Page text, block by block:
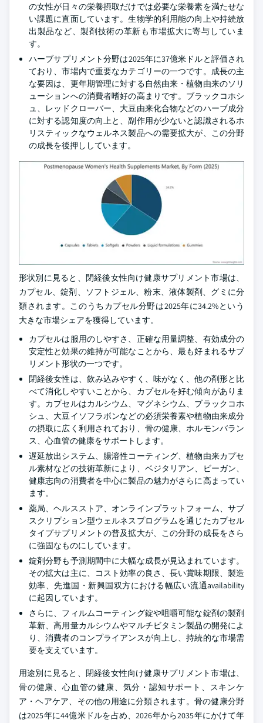
の女性が日々の栄養摂取だけでは必要な栄養素を満たせな
い課題に直面しています。生物学的利用能の向上や持続放
出製品など、製剤技術の革新も市場拡大に寄与していま
す。
ハーブサプリメント分野は2025年に37億米ドルと評価され
ており、市場内で重要なカテゴリーの一つです。成長の主
な要因は、更年期管理に対する自然由来・植物由来のソリ
ューションへの消費者嗜好の高まりです。ブラックコホシ
ュ、レッドクローバー、大豆由来化合物などのハーブ成分
に対する認知度の向上と、副作用が少ないと認識されるホ
リスティックなウェルネス製品への需要拡大が、この分野
の成長を後押ししています。
形状別に見ると、閉経後女性向け健康サプリメント市場は、
カプセル、錠剤、ソフトジェル、粉末、液体製剤、グミに分
類されます。このうちカプセル分野は2025年に34.2%という
大きな市場シェアを獲得しています。
カプセルは服用のしやすさ、正確な用量調整、有効成分の
安定性と効果の維持が可能なことから、最も好まれるサプ
リメント形状の一つです。
閉経後女性は、飲み込みやすく、味がなく、他の剤形と比
べて消化しやすいことから、カプセルを好む傾向がありま
す。カプセルはカルシウム、マグネシウム、ブラックコホ
シュ、大豆イソフラボンなどの必須栄養素や植物由来成分
の摂取に広く利用されており、骨の健康、ホルモンバラン
ス、心血管の健康をサポートします。
遅延放出システム、腸溶性コーティング、植物由来カプセ
ル素材などの技術革新により、ベジタリアン、ビーガン、
健康志向の消費者を中心に製品の魅力がさらに高まってい
ます。
薬局、ヘルスストア、オンラインプラットフォーム、サブ
スクリプション型ウェルネスプログラムを通じたカプセル
タイプサプリメントの普及拡大が、この分野の成長をさら
に強固なものにしています。
錠剤分野も予測期間中に大幅な成長が見込まれています。
その拡大は主に、コスト効率の良さ、長い賞味期限、製造
効率、先進国・新興国双方における幅広い流通availability
に起因しています。
さらに、フィルムコーティング錠や咀嚼可能な錠剤の製剤
革新、高用量カルシウムやマルチビタミン製品の開発によ
り、消費者のコンプライアンスが向上し、持続的な市場需
要を支えています。
用途別に見ると、閉経後女性向け健康サプリメント市場は、
骨の健康、心血管の健康、気分・認知サポート、スキンケ
ア・ヘアケア、その他の用途に分類されます。骨の健康分野
は2025年に44億米ドルを占め、2026年から2035年にかけて年